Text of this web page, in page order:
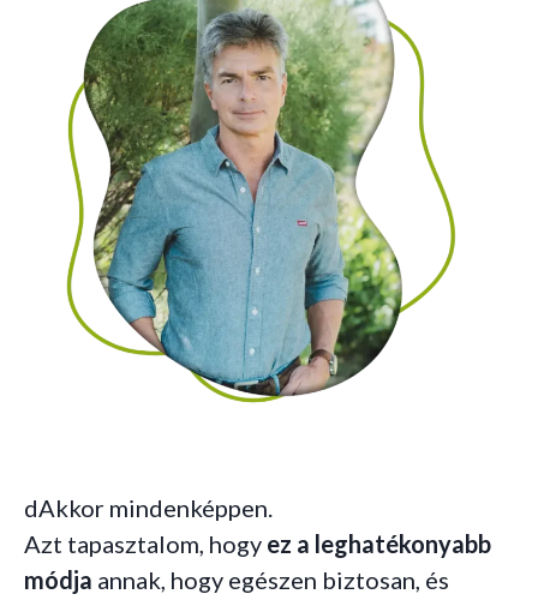
dAkkor mindenképpen.
Azt tapasztalom, hogy ez a leghatékonyabb
módja annak, hogy egészen biztosan, és